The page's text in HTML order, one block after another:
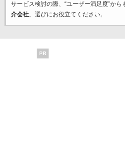
サービス検討の際、“ユーザー満足度”から
介会社」選びにお役立てください。
PR